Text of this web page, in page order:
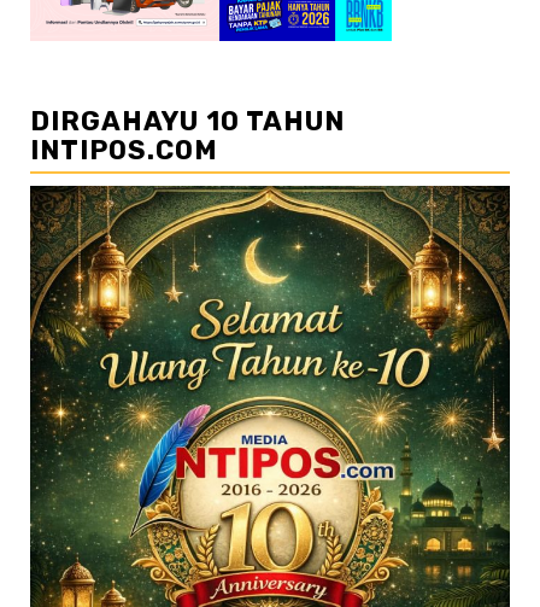
DIRGAHAYU 10 TAHUN
INTIPOS.COM